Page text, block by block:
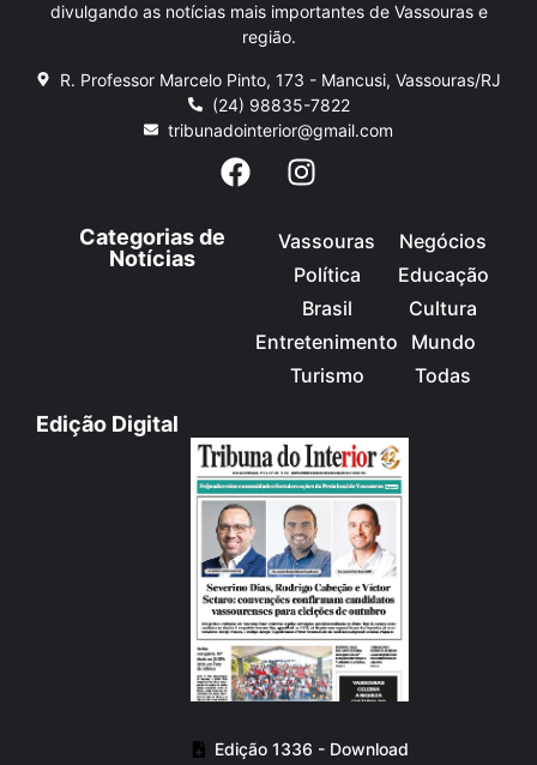
divulgando as notícias mais importantes de Vassouras e
região.
R. Professor Marcelo Pinto, 173 - Mancusi, Vassouras/RJ
(24) 98835-7822
tribunadointerior@gmail.com
Categorias de
Notícias
Vassouras
Política
Brasil
Entretenimento
Turismo
Negócios
Educação
Cultura
Mundo
Todas
Edição Digital
Edição 1336 - Download